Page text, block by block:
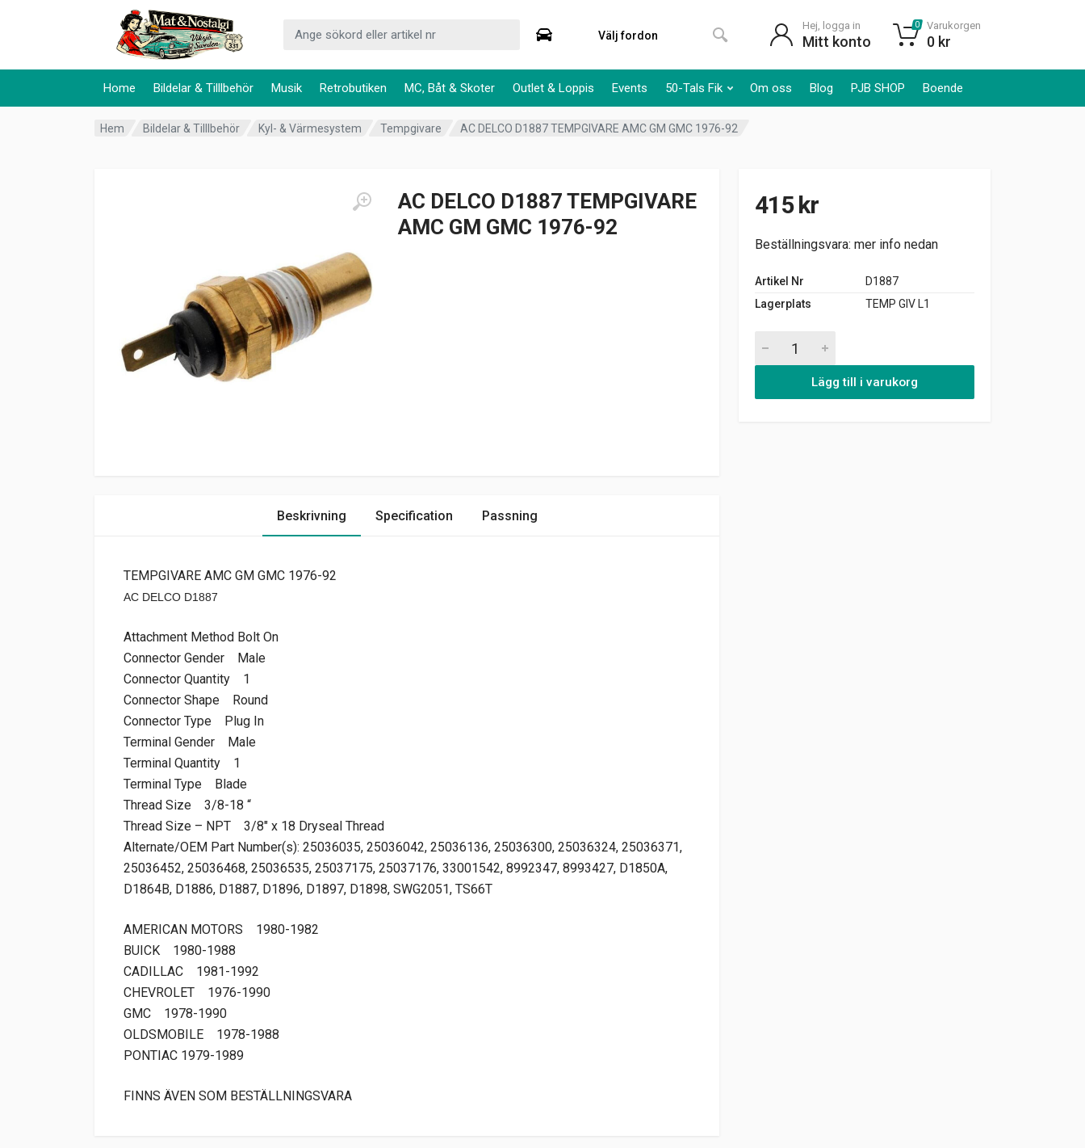
Home Bildelar & Tilllbehör Musik Retrobutiken MC, Båt & Skoter Outlet & Loppis Events 50-Tals Fik Om oss Blog PJB SHOP Boende
Välj fordon
Hej, logga in
Mitt konto
0 Varukorgen
0 kr
Hem Bildelar & Tilllbehör Kyl- & Värmesystem Tempgivare AC DELCO D1887 TEMPGIVARE AMC GM GMC 1976-92
AC DELCO D1887 TEMPGIVARE
AMC GM GMC 1976-92
415kr
Beställningsvara: mer info nedan
Artikel Nr
D1887
Lagerplats
TEMP GIV L1
Lägg till i varukorg
Beskrivning Specification Passning
TEMPGIVARE AMC GM GMC 1976-92
AC DELCO D1887
Attachment Method Bolt On
Connector Gender Male
Connector Quantity 1
Connector Shape Round
Connector Type Plug In
Terminal Gender Male
Terminal Quantity 1
Terminal Type Blade
Thread Size 3/8-18 “
Thread Size – NPT 3/8″ x 18 Dryseal Thread
Alternate/OEM Part Number(s): 25036035, 25036042, 25036136, 25036300, 25036324, 25036371,
25036452, 25036468, 25036535, 25037175, 25037176, 33001542, 8992347, 8993427, D1850A,
D1864B, D1886, D1887, D1896, D1897, D1898, SWG2051, TS66T
AMERICAN MOTORS 1980-1982
BUICK 1980-1988
CADILLAC 1981-1992
CHEVROLET 1976-1990
GMC 1978-1990
OLDSMOBILE 1978-1988
PONTIAC 1979-1989
FINNS ÄVEN SOM BESTÄLLNINGSVARA